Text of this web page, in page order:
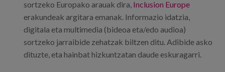
sortzeko Europako arauak dira, Inclusion Europe
erakundeak argitara emanak. Informazio idatzia,
digitala eta multimedia (bideoa eta/edo audioa)
sortzeko jarraibide zehatzak biltzen ditu. Adibide asko
dituzte, eta hainbat hizkuntzatan daude eskuragarri.